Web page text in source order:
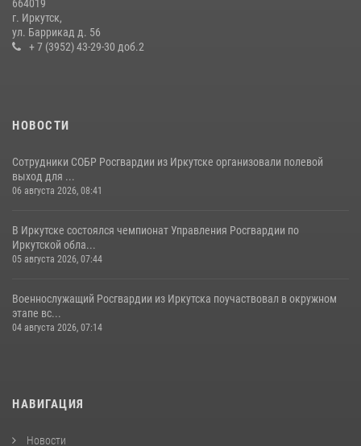
В Иркутске сотрудники вневедомственной охраны Росгвардии
приняли участие в благотворительной акции
664019
г. Иркутск,
ул. Баррикад д. 56
+ 7 (3952) 43-29-30 доб.2
НОВОСТИ
Сотрудники СОБР Росгвардии из Иркутске организовали полевой
выход для ...
06 августа 2026, 08:41
В Иркутске состоялся чемпионат Управления Росгвардии по
Иркутской обла...
05 августа 2026, 07:44
Военнослужащий Росгвардии из Иркутска поучаствовал в окружном
этапе вс...
04 августа 2026, 07:14
НАВИГАЦИЯ
Новости